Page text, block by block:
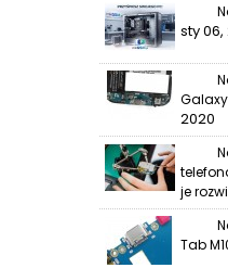
sty 06,
2020
je
Tab